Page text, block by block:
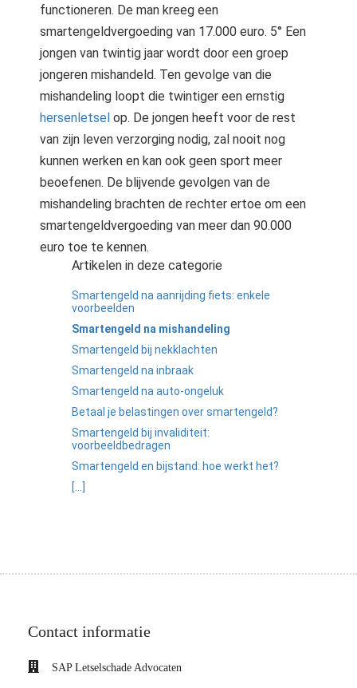
functioneren. De man kreeg een
smartengeldvergoeding van 17.000 euro. 5° Een
jongen van twintig jaar wordt door een groep
jongeren mishandeld. Ten gevolge van die
mishandeling loopt die twintiger een ernstig
hersenletsel op. De jongen heeft voor de rest
van zijn leven verzorging nodig, zal nooit nog
kunnen werken en kan ook geen sport meer
beoefenen. De blijvende gevolgen van de
mishandeling brachten de rechter ertoe om een
smartengeldvergoeding van meer dan 90.000
euro toe te kennen.
Artikelen in deze categorie
Smartengeld na aanrijding fiets: enkele
voorbeelden
Smartengeld na mishandeling
Smartengeld bij nekklachten
Smartengeld na inbraak
Smartengeld na auto-ongeluk
Betaal je belastingen over smartengeld?
Smartengeld bij invaliditeit:
voorbeeldbedragen
Smartengeld en bijstand: hoe werkt het?
[...]
Contact informatie
SAP Letselschade Advocaten